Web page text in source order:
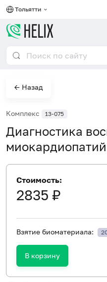
Тольятти
← Назад
Комплекс 13-075
Диагностика
Стоимость:
2835 ₽
Взятие биоматериала:
В корзину